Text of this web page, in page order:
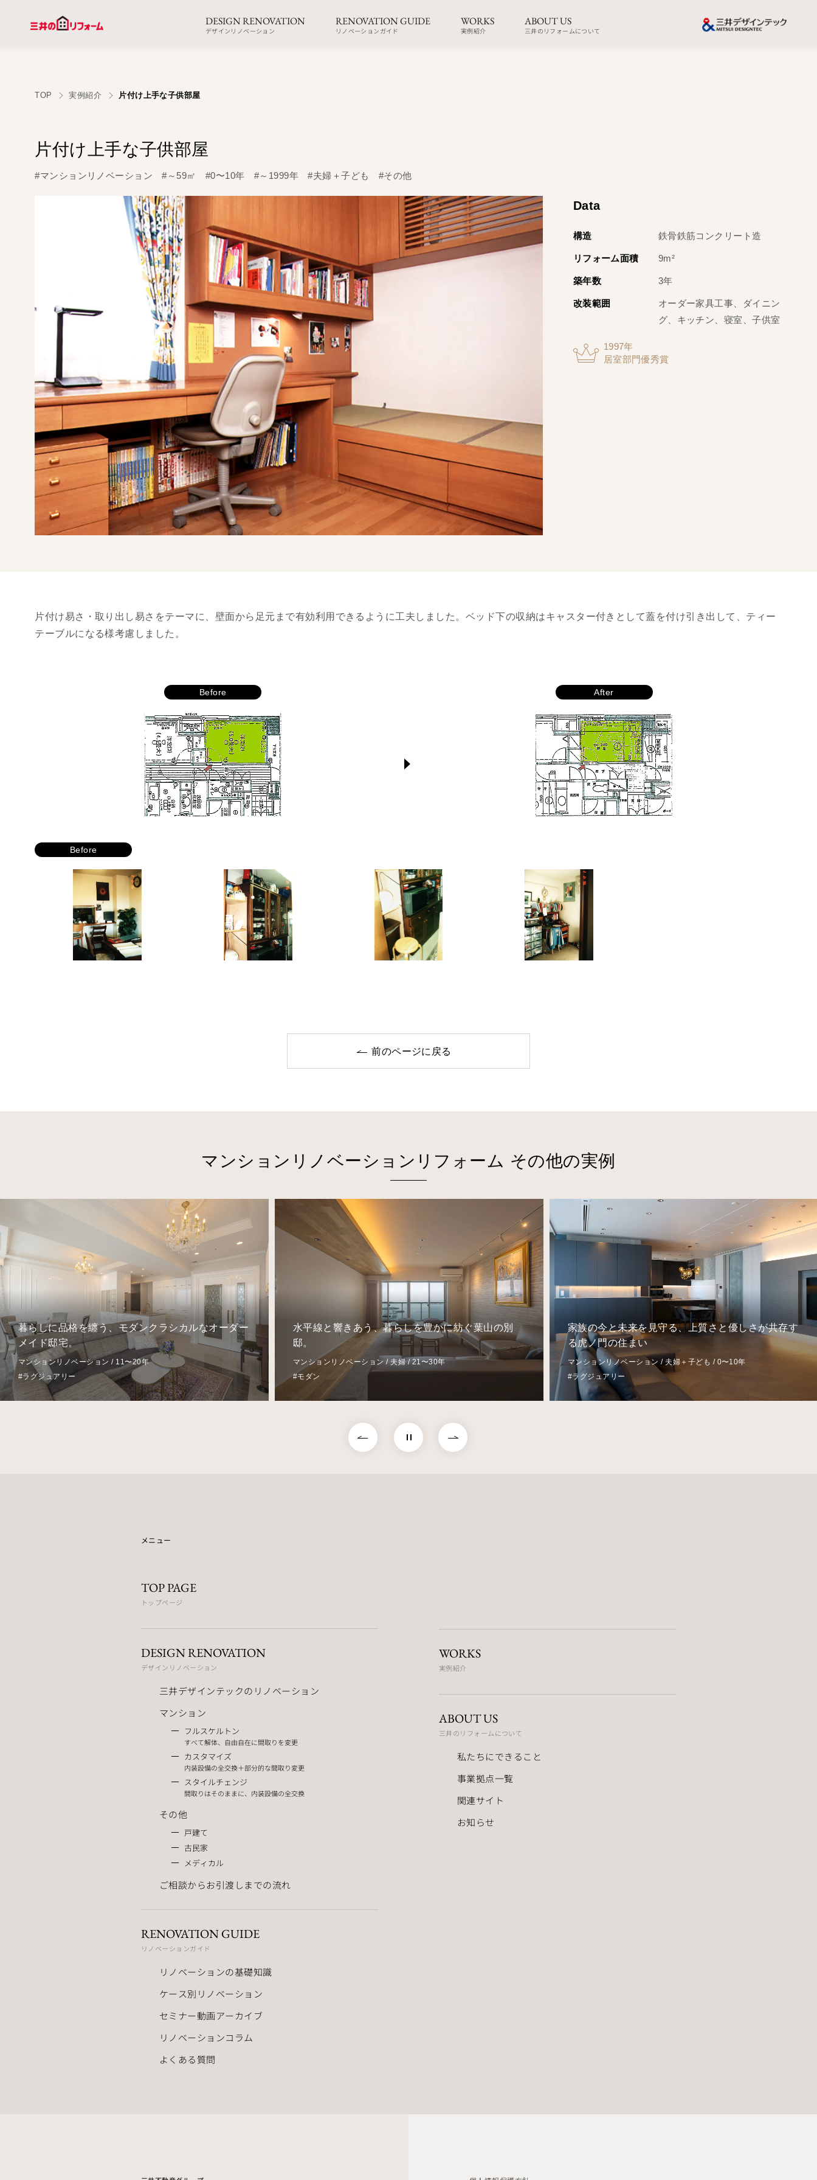
DESIGN RENOVATION
デザインリノベーション
RENOVATION GUIDE
リノベーションガイド
WORKS
実例紹介
ABOUT US
三井のリフォームについて
TOP 実例紹介 片付け上手な子供部屋
片付け上手な子供部屋
#マンションリノベーション #～59㎡ #0〜10年 #～1999年 #夫婦＋子ども #その他
Data
構造 鉄骨鉄筋コンクリート造
リフォーム面積 9m²
築年数 3年
改装範囲
オーダー家具工事、ダイニン
グ、キッチン、寝室、子供室
1997年
居室部門優秀賞
片付け易さ・取り出し易さをテーマに、壁面から足元まで有効利用できるように工夫しました。ベッド下の収納はキャスター付きとして蓋を付け引き出して、ティー
テーブルになる様考慮しました。
Before After
Before
前のページに戻る
マンションリノベーションリフォーム その他の実例
水平線と響きあう、暮らしを豊かに紡ぐ葉山の別
邸。
マンションリノベーション / 夫婦 / 21〜30年
#モダン
家族の今と未来を見守る、上質さと優しさが共存す
る虎ノ門の住まい
マンションリノベーション / 夫婦＋子ども / 0〜10年
#ラグジュアリー
歳月を継ぐクラシカルな邸宅。文京の歴史と文化に
呼応するセカンドハウス。
マンションリノベーション / 夫婦＋子ども / 31年以上
#ラグジュアリー
メニュー
TOP PAGE
トップページ
DESIGN RENOVATION
デザインリノベーション
三井デザインテックのリノベーション
マンション
フルスケルトン
すべて解体、自由自在に間取りを変更
カスタマイズ
内装設備の全交換＋部分的な間取り変更
スタイルチェンジ
間取りはそのままに、内装設備の全交換
その他
戸建て
古民家
メディカル
ご相談からお引渡しまでの流れ
RENOVATION GUIDE
リノベーションガイド
リノベーションの基礎知識
ケース別リノベーション
セミナー動画アーカイブ
リノベーションコラム
よくある質問
WORKS
実例紹介
ABOUT US
三井のリフォームについて
私たちにできること
事業拠点一覧
関連サイト
お知らせ